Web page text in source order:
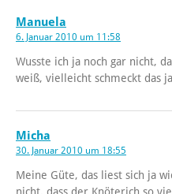
Manuela
6. Januar 2010 um 11:58
Wusste ich ja noch gar nicht,
weiß, vielleicht schmeckt das
Micha
30. Januar 2010 um 18:55
Meine Güte, das liest sich ja